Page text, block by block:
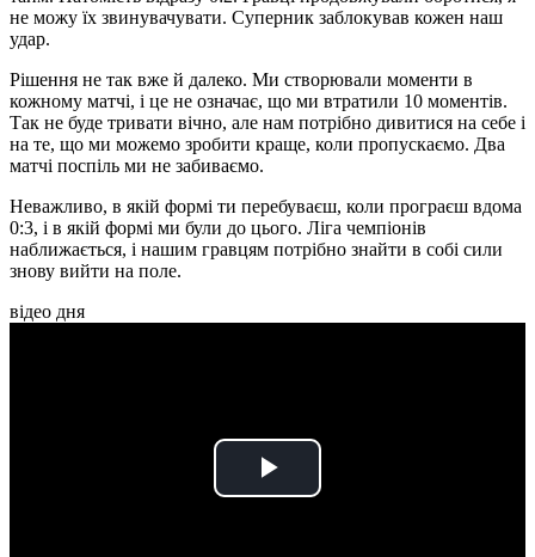
не можу їх звинувачувати. Суперник заблокував кожен наш
удар.
Рішення не так вже й далеко. Ми створювали моменти в
кожному матчі, і це не означає, що ми втратили 10 моментів.
Так не буде тривати вічно, але нам потрібно дивитися на себе і
на те, що ми можемо зробити краще, коли пропускаємо. Два
матчі поспіль ми не забиваємо.
Неважливо, в якій формі ти перебуваєш, коли програєш вдома
0:3, і в якій формі ми були до цього. Ліга чемпіонів
наближається, і нашим гравцям потрібно знайти в собі сили
знову вийти на поле.
відео дня
Play